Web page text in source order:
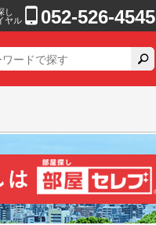
し
ヤル
052-526-4545